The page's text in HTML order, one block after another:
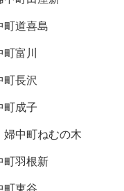
町道喜島
町富川
町長沢
町成子
婦中町ねむの木
町羽根新